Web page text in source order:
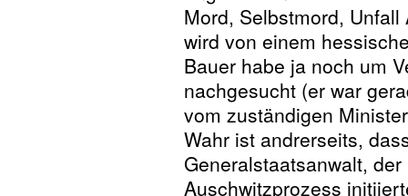
Mord, Selbstmord,
wird von einem
Bauer habe ja noch um
nachgesucht (er war
vom zuständigen
Wahr ist andrerseits,
Generalstaatsanwalt,
Auschwitzprozess